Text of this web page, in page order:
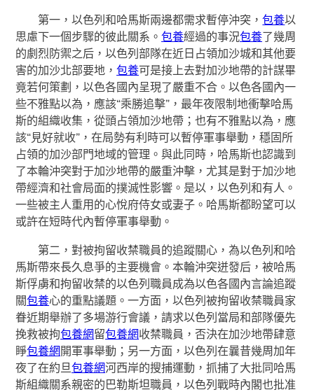
第一，以色列和哈馬斯兩邊都需求暫停沖突，包養以
思慮下一個步驟的彼此關系。包養經過的事況包養了幾周
的劇烈防禦之后，以色列部隊在近日占領加沙城和其他要
害的加沙北部要地，包養可是接上去對加沙地帶的計謀畢
竟若何策劃，以色各國內呈現了嚴重不合。以色各國內一
些不雅點以為，應該“乘勝追擊”，最年夜限制地衝擊哈馬
斯的組織收集，從頭占領加沙地帶；也有不雅點以為，應
該“見好就收”，在局勢有利時可以暫停軍事舉動，穩固所
占領的加沙部門地域的管理。與此同時，哈馬斯也認識到
了本輪沖突對于加沙地帶的嚴重沖擊，尤其是對于加沙地
帶經濟和社會局面的撲滅性影響。是以，以色列和有人。
一些被主人重用的心悅府侍女或妻子。哈馬斯都盼望可以
或許在短時代內暫停軍事舉動。
第二，對被拘留收禁職員的追蹤關心，為以色列和哈
馬斯帶來長久息爭的主要機會。本輪沖突迸發后，被哈馬
斯俘虜和拘留收禁的以色列職員成為以色各國內言論追蹤
關包養心的重點議題。一方面，以色列被拘留收禁職員家
眷近期舉辦了多場游行會議，請求以色列當局和部隊優先
挽救被拘包養網留包養網收禁職員，否決在加沙地帶肆意
睜包養網開軍事舉動；另一方面，以色列在曩昔幾周加年
夜了在約旦包養網河西岸的搜捕運動，抓捕了大批同哈馬
斯組織關系親密的巴勒斯坦職員，以色列戰時內閣也批准